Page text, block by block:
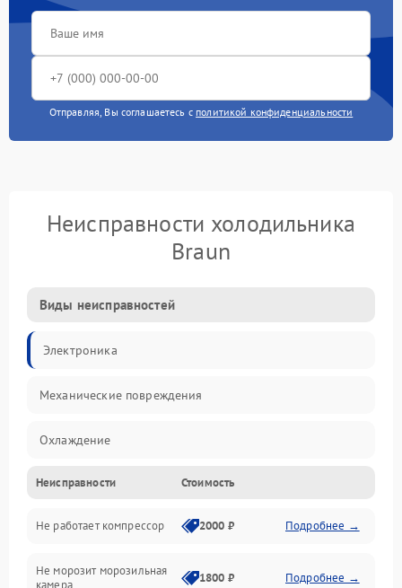
Отправляя, Вы соглашаетесь с политикой конфиденциальности
Неисправности холодильника
Braun
Виды неисправностей
Электроника
Механические повреждения
Охлаждение
Механика
Электропитание
Дренаж
Неисправности Стоимость
Не работает компрессор 2000 ₽ Подробнее →
Не морозит морозильная
камера
1800 ₽ Подробнее →